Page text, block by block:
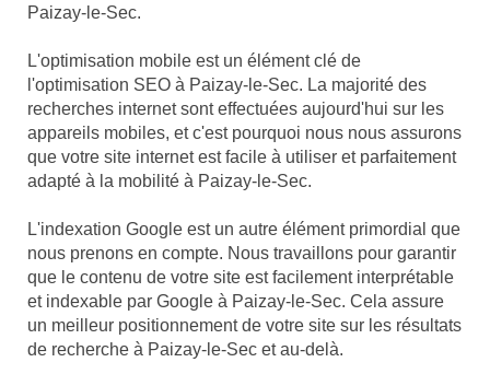
Paizay-le-Sec.
L'optimisation mobile est un élément clé de
l'optimisation SEO à Paizay-le-Sec. La majorité des
recherches internet sont effectuées aujourd'hui sur les
appareils mobiles, et c'est pourquoi nous nous assurons
que votre site internet est facile à utiliser et parfaitement
adapté à la mobilité à Paizay-le-Sec.
L'indexation Google est un autre élément primordial que
nous prenons en compte. Nous travaillons pour garantir
que le contenu de votre site est facilement interprétable
et indexable par Google à Paizay-le-Sec. Cela assure
un meilleur positionnement de votre site sur les résultats
de recherche à Paizay-le-Sec et au-delà.